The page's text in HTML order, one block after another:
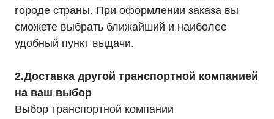
городе страны. При оформлении заказа вы
сможете выбрать ближайший и наиболее
удобный пункт выдачи.
2.Доставка другой транспортной компанией
на ваш выбор
Выбор транспортной компании